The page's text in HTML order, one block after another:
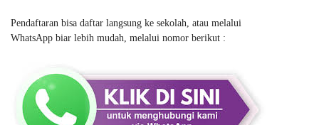
Pendaftaran bisa daftar langsung ke sekolah, atau melalui
WhatsApp biar lebih mudah, melalui nomor berikut :